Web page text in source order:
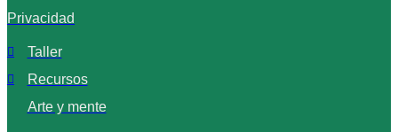
Privacidad
Taller
Recursos
Arte y mente